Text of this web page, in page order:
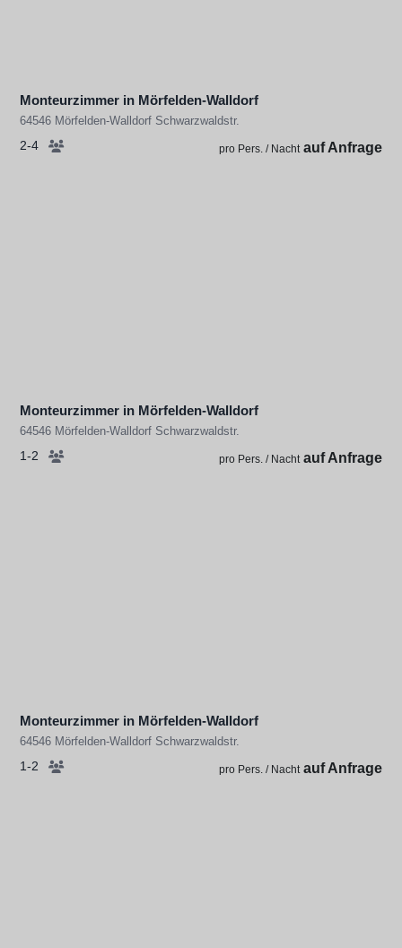
Monteurzimmer in Mörfelden-Walldorf
64546 Mörfelden-Walldorf Schwarzwaldstr.
2-4 pro Pers. / Nacht auf Anfrage
Monteurzimmer in Mörfelden-Walldorf
64546 Mörfelden-Walldorf Schwarzwaldstr.
1-2 pro Pers. / Nacht auf Anfrage
Monteurzimmer in Mörfelden-Walldorf
64546 Mörfelden-Walldorf Schwarzwaldstr.
1-2 pro Pers. / Nacht auf Anfrage